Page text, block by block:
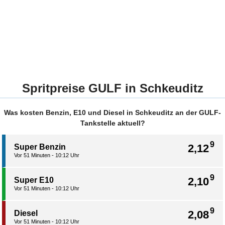
Spritpreise GULF in Schkeuditz
Was kosten Benzin, E10 und Diesel in Schkeuditz an der GULF-
Tankstelle aktuell?
2,129
Super Benzin
Vor 51 Minuten - 10:12 Uhr
2,109
Super E10
Vor 51 Minuten - 10:12 Uhr
2,089
Diesel
Vor 51 Minuten - 10:12 Uhr